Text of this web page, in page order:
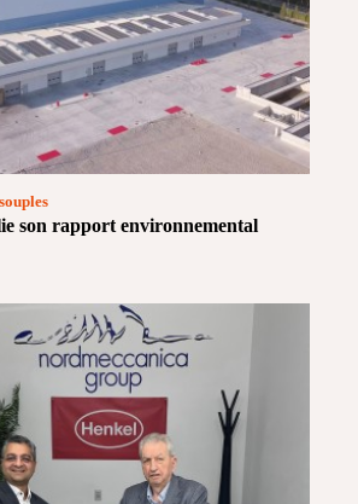
son rapport environnemental